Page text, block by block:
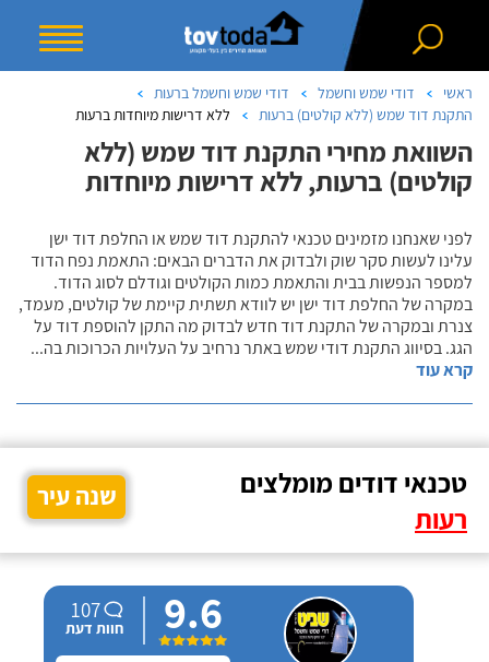
ראשי דודי שמש וחשמל
דודי שמש וחשמל ברעות
התקנת דוד שמש (ללא קולטים) ברעות
ללא דרישות מיוחדות ברעות
השוואת מחירי התקנת דוד שמש (ללא
קולטים) ברעות, ללא דרישות מיוחדות
לפני שאנחנו מזמינים טכנאי להתקנת דוד שמש או החלפת דוד ישן
עלינו לעשות סקר שוק ולבדוק את הדברים הבאים: התאמת נפח הדוד
למספר הנפשות בבית והתאמת כמות הקולטים וגודלם לסוג הדוד.
במקרה של החלפת דוד ישן יש לוודא תשתית קיימת של קולטים, מעמד,
צנרת ובמקרה של התקנת דוד חדש לבדוק מה התקן להוספת דוד על
הגג. בסיווג התקנת דודי שמש באתר נרחיב על העלויות הכרוכות בה...
קרא עוד
טכנאי דודים מומלצים
רעות
שנה עיר
9.6
107
חוות דעת